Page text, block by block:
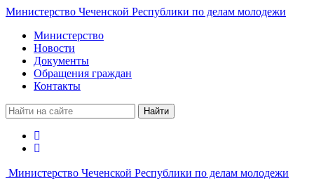
Министерство Чеченской Республики по делам молодежи
Министерство
Новости
Документы
Обращения граждан
Контакты
Найти
Министерство Чеченской Республики по делам молодежи